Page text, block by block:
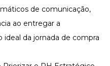
de comunicação,
ao entregar a
da jornada de compra